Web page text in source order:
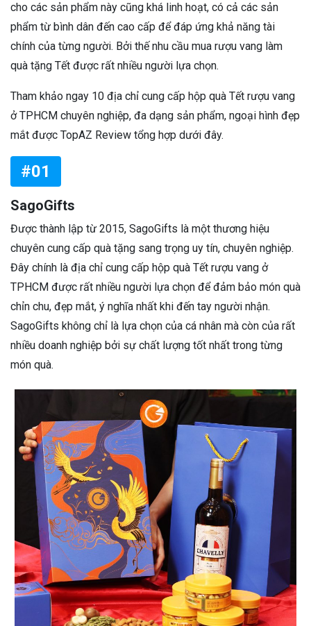
cho các sản phẩm này cũng khá linh hoạt, có cả các sản
phẩm từ bình dân đến cao cấp để đáp ứng khả năng tài
chính của từng người. Bởi thế nhu cầu mua rượu vang làm
quà tặng Tết được rất nhiều người lựa chọn.
Tham khảo ngay 10 địa chỉ cung cấp hộp quà Tết rượu vang
ở TPHCM chuyên nghiệp, đa dạng sản phẩm, ngoại hình đẹp
mắt được TopAZ Review tổng hợp dưới đây.
#01
SagoGifts
Được thành lập từ 2015, SagoGifts là một thương hiệu
chuyên cung cấp quà tặng sang trọng uy tín, chuyên nghiệp.
Đây chính là địa chỉ cung cấp hộp quà Tết rượu vang ở
TPHCM được rất nhiều người lựa chọn để đảm bảo món quà
chỉn chu, đẹp mắt, ý nghĩa nhất khi đến tay người nhận.
SagoGifts không chỉ là lựa chọn của cá nhân mà còn của rất
nhiều doanh nghiệp bởi sự chất lượng tốt nhất trong từng
món quà.